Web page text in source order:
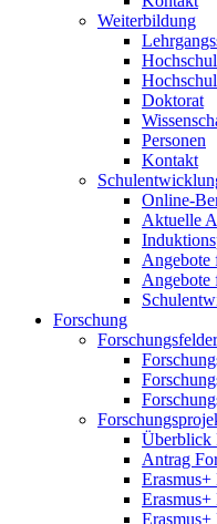
Weiterbildung
Doktorat
Personen
Kontakt
Online-
Aktuelle
Angebote
Angebote
Forschung
Forschungsfelder
Überblick
Antrag